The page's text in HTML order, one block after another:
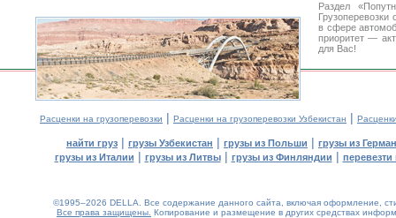
Раздел
в сфере
приоритет —
для Вас!
Расценки на грузоперевозки | Расценки на грузоперевозки Узбекистан |
найти груз | грузы Узбекистан | грузы из Польши | грузы из
грузы из Италии | грузы из Литвы| грузы из Финляндии | перевезти
©1995–2026 DELLA. Все содержание данного сайта, включая оформление,
Все права защищены. Копирование и размещение в других средствах